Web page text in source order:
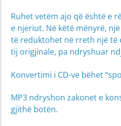
Ruhet vetëm ajo që është e
e njeriut. Në këtë mënyrë,
të reduktohet në rreth një të
tij origjinale, pa ndryshuar
Konvertimi i CD-ve bëhet
MP3 ndryshon zakonet e
gjithë botën.